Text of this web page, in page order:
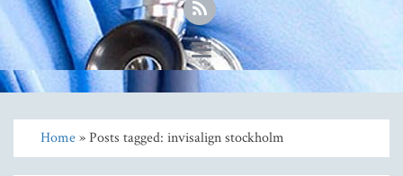
Toggle
navigation
Home» Posts tagged: invisalign stockholm